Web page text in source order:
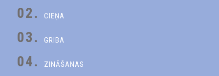
02. CIEŅA
03. GRIBA
04. ZINĀŠANAS